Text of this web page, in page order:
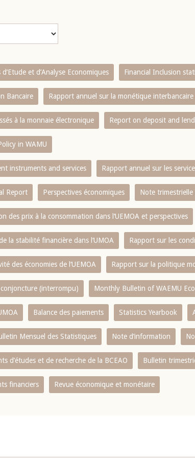
et d’Analyse Economiques Financial Inclusion
Bancaire Rapport annuel sur la monétique interbancaire
à la monnaie électronique Report on deposit and
in WAMU
instruments and services Rapport annuel sur les
Report Perspectives économiques Note
des prix à la consommation dans l‘UEMOA et perspectives
la stabilité financière dans l‘UMOA Rapport sur les
des économies de l‘UEMOA Rapport sur la politique
(interrompu) Monthly Bulletin of WAEMU
Balance des paiements Statistics Yearbook
Mensuel des Statistiques Note d’information
d’études et de recherche de la BCEAO Bulletin
financiers Revue économique et monétaire